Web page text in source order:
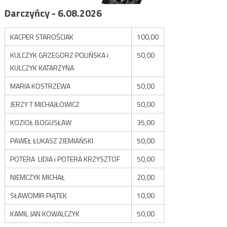
Darczyńcy - 6.08.2026
KACPER STAROŚCIAK
100,00
KULCZYK GRZEGORZ POLIŃSKA i
KULCZYK KATARZYNA
50,00
MARIA KOSTRZEWA
50,00
JERZY T MICHAJŁOWICZ
50,00
KOZIOŁ BOGUSŁAW
35,00
PAWEŁ ŁUKASZ ZIEMIAŃSKI
50,00
POTERA LIDIA i POTERA KRZYSZTOF
50,00
NIEMCZYK MICHAŁ
20,00
SŁAWOMIR PIĄTEK
10,00
KAMIL JAN KOWALCZYK
50,00